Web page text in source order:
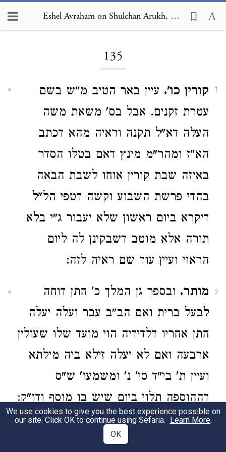
Eshel Avraham on Shulchan Arukh, Orach Chayim 135
135
1 קורין כו'. עיין באר הטיב מ"ש בשם
עטרת זקנים. אבל בס' משאת משה
העלה דא"ל תקנה וראיה מהא דכתב
הא"ז ומהר"מ מינץ דאם בטלו הסדר
באיזה שבת קורין אוחו לשבת הבאה
בהדי פרשת השבוע וקשה דטפי הל"ל
דיקרא ביום ראשון שלא יעבור ג"י בלא
תורה אלא מוטב דשבקינן לה ליום
הראוי ועיין עוד שם ראיה לזה:
2 מותר. ובספר גן המלך כ' חתן דוחה
לבעל ברית ואם הב"ב עבר ועלה יעלה
חתן אחריו דלדידיה הוי מועד שלו שעולין
ארבעה ואם לא יעלה זילא ביה מילתא
ועיין ת' בי"ד סי' נ' ומשמעו' ש"ס
דההוספה תלוי ביום שיש בו מוסף ודו"ק:
כשאין שם כהן מסיק בת' ב"י
We use cookies to give you the best experience possible on
our site. Click OK to continue using Sefaria. Learn More.
OK